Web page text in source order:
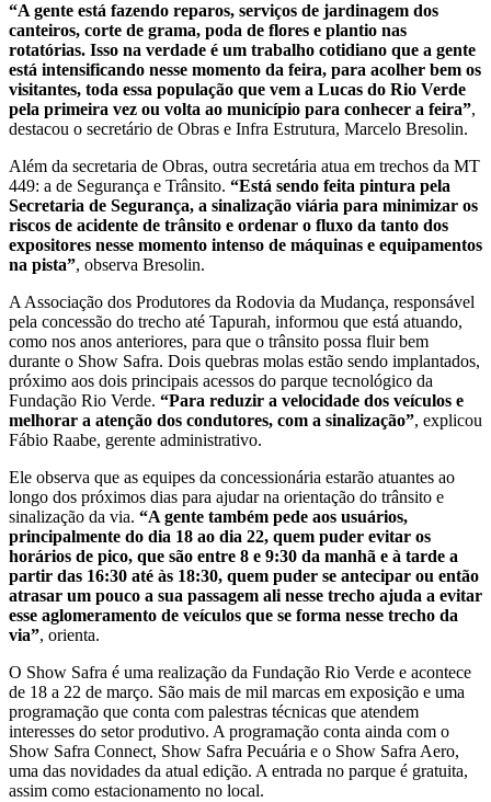
“A gente está fazendo reparos, serviços de jardinagem dos
canteiros, corte de grama, poda de flores e plantio nas
rotatórias. Isso na verdade é um trabalho cotidiano que a gente
está intensificando nesse momento da feira, para acolher bem os
visitantes, toda essa população que vem a Lucas do Rio Verde
pela primeira vez ou volta ao município para conhecer a feira”,
destacou o secretário de Obras e Infra Estrutura, Marcelo Bresolin.
Além da secretaria de Obras, outra secretária atua em trechos da MT
449: a de Segurança e Trânsito. “Está sendo feita pintura pela
Secretaria de Segurança, a sinalização viária para minimizar os
riscos de acidente de trânsito e ordenar o fluxo da tanto dos
expositores nesse momento intenso de máquinas e equipamentos
na pista”, observa Bresolin.
A Associação dos Produtores da Rodovia da Mudança, responsável
pela concessão do trecho até Tapurah, informou que está atuando,
como nos anos anteriores, para que o trânsito possa fluir bem
durante o Show Safra. Dois quebras molas estão sendo implantados,
próximo aos dois principais acessos do parque tecnológico da
Fundação Rio Verde. “Para reduzir a velocidade dos veículos e
melhorar a atenção dos condutores, com a sinalização”, explicou
Fábio Raabe, gerente administrativo.
Ele observa que as equipes da concessionária estarão atuantes ao
longo dos próximos dias para ajudar na orientação do trânsito e
sinalização da via. “A gente também pede aos usuários,
principalmente do dia 18 ao dia 22, quem puder evitar os
horários de pico, que são entre 8 e 9:30 da manhã e à tarde a
partir das 16:30 até às 18:30, quem puder se antecipar ou então
atrasar um pouco a sua passagem ali nesse trecho ajuda a evitar
esse aglomeramento de veículos que se forma nesse trecho da
via”, orienta.
O Show Safra é uma realização da Fundação Rio Verde e acontece
de 18 a 22 de março. São mais de mil marcas em exposição e uma
programação que conta com palestras técnicas que atendem
interesses do setor produtivo. A programação conta ainda com o
Show Safra Connect, Show Safra Pecuária e o Show Safra Aero,
uma das novidades da atual edição. A entrada no parque é gratuita,
assim como estacionamento no local.